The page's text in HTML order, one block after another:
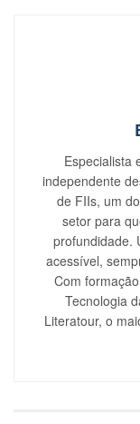
Especialista
independente
de FIIs, um
setor para
profundidade.
acessível,
Com
Tecnologia
Literatour, o